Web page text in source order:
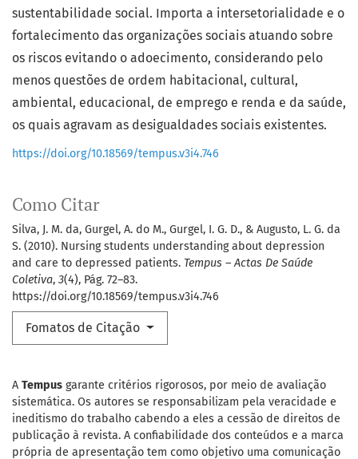
Como Citar
Silva, J. M. da, Gurgel, A. do M., Gurgel, I. G. D., & Augusto, L. G. da
S. (2010). Nursing students understanding about depression
and care to depressed patients. Tempus – Actas De Saúde
Coletiva, 3(4), Pág. 72–83.
https://doi.org/10.18569/tempus.v3i4.746
Fomatos de Citação
sustentabilidade social. Importa a intersetorialidade e o
fortalecimento das organizações sociais atuando sobre
os riscos evitando o adoecimento, considerando pelo
menos questões de ordem habitacional, cultural,
ambiental, educacional, de emprego e renda e da saúde,
os quais agravam as desigualdades sociais existentes.
https://doi.org/10.18569/tempus.v3i4.746
A Tempus garante critérios rigorosos, por meio de avaliação
sistemática. Os autores se responsabilizam pela veracidade e
ineditismo do trabalho cabendo a eles a cessão de direitos de
publicação à revista. A confiabilidade dos conteúdos e a marca
própria de apresentação tem como objetivo uma comunicação